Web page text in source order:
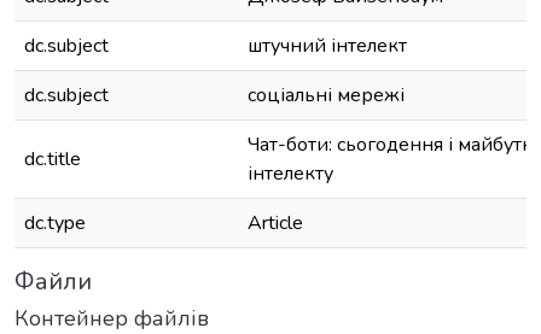
dc.subject
штучний інтелект
dc.subject
соціальні мережі
dc.title
Чат-боти: сьогодення і
інтелекту
dc.type
Article
Файли
Контейнер файлів